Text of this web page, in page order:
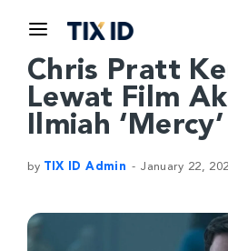
Chris Pratt
Lewat Film
Ilmiah ‘Mercy’
by TIX ID Admin January 22,